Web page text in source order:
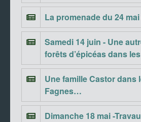
La promenade du 24
Samedi 14 juin - Une
forêts d’épicéas dans
Une famille Castor dans
Fagnes…
Dimanche 18 mai -